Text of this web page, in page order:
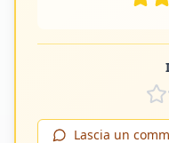
Lascia un